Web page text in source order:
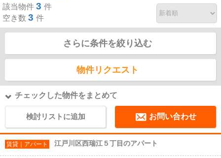
該当物件 3 件
空き数 3 件
さらに条件を絞り込む
物件リクエスト
チェックした物件をまとめて
検討リストに追加 お問い合わせ
賃貸｜アパート 江戸川区西瑞江５丁目のアパート